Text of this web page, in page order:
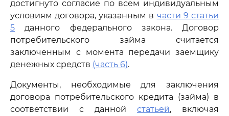
достигнуто согласие по всем индивидуальным
условиям договора, указанным в части 9 статьи
5 данного федерального закона. Договор
потребительского займа считается
заключенным с момента передачи заемщику
денежных средств (часть 6).
Документы, необходимые для заключения
договора потребительского кредита (займа) в
соответствии с данной статьей, включая